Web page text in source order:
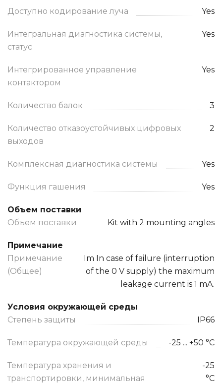
Доступно кодирование луча Yes
Интегральная диагностика системы,
статус
Yes
Интегрированное управление
контактором
Yes
Количество балок 3
Количество отказоустойчивых цифровых
выходов
2
Комплексная диагностика системы Yes
Функция гашения Yes
Объем поставки
Объем поставки
Kit with 2 mounting angles
Примечание
Примечание
(Общее)
Im In case of failure (interruption
of the 0 V supply) the maximum
leakage current is 1 mA.
Условия окружающей среды
Степень защиты
IP66
Температура окружающей среды -25 ... +50 °C
Температура хранения и
транспортировки, минимальная
-25
°C